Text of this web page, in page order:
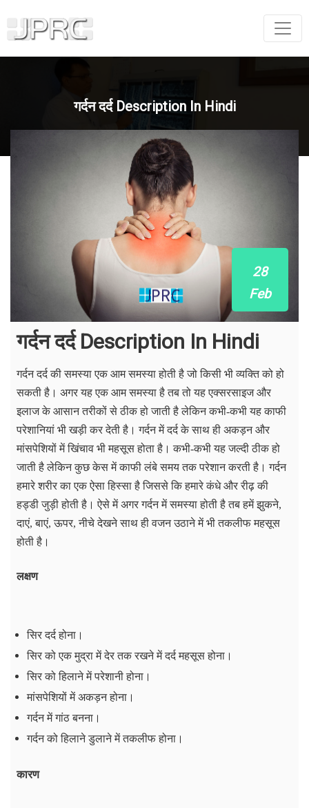
गर्दन दर्द Description In Hindi
28
Feb
गर्दन दर्द Description In Hindi
गर्दन दर्द की समस्या एक आम समस्या होती है जो किसी भी व्यक्ति को हो
सकती है। अगर यह एक आम समस्या है तब तो यह एक्सरसाइज और
इलाज के आसान तरीकों से ठीक हो जाती है लेकिन कभी-कभी यह काफी
परेशानियां भी खड़ी कर देती है। गर्दन में दर्द के साथ ही अकड़न और
मांसपेशियों में खिंचाव भी महसूस होता है। कभी-कभी यह जल्दी ठीक हो
जाती है लेकिन कुछ केस में काफी लंबे समय तक परेशान करती है। गर्दन
हमारे शरीर का एक ऐसा हिस्सा है जिससे कि हमारे कंधे और रीढ़ की
हड्डी जुड़ी होती है। ऐसे में अगर गर्दन में समस्या होती है तब हमें झुकने,
दाएं, बाएं, ऊपर, नीचे देखने साथ ही वजन उठाने में भी तकलीफ महसूस
होती है।
लक्षण
सिर दर्द होना।
सिर को एक मुद्रा में देर तक रखने में दर्द महसूस होना।
सिर को हिलाने में परेशानी होना।
मांसपेशियों में अकड़न होना।
गर्दन में गांठ बनना।
गर्दन को हिलाने डुलाने में तकलीफ होना।
कारण